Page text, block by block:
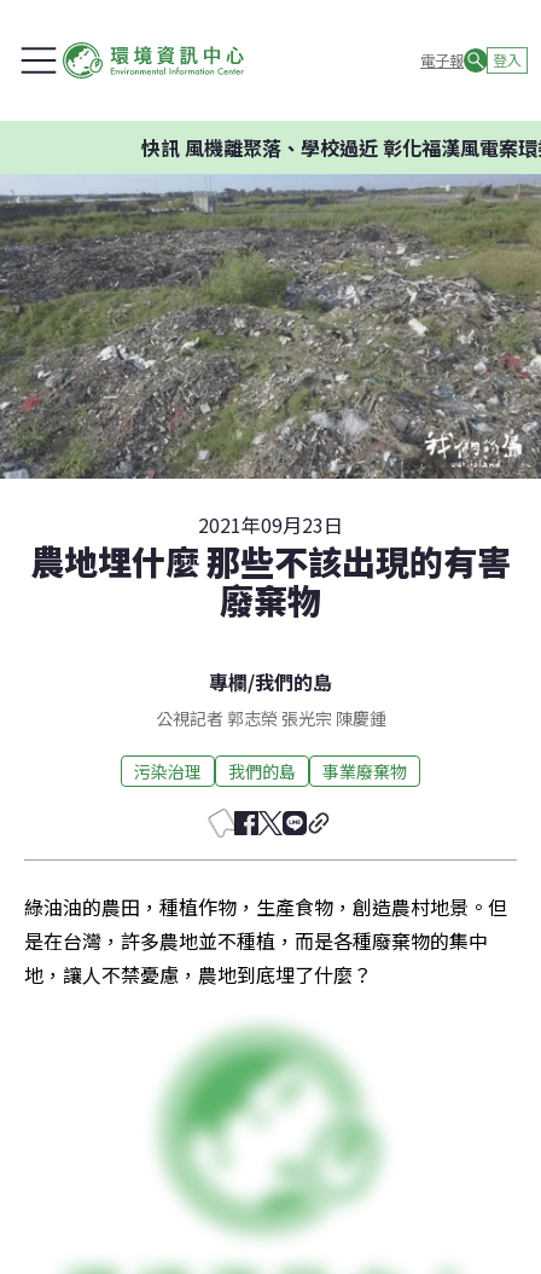
電子報 登入
風機離聚落、學校過近 彰化福漢風電案環委建議
2021年09月23日
農地埋什麼 那些不該出現的有害
廢棄物
專欄/我們的島
公視記者 郭志榮 張光宗 陳慶鍾
污染治理 我們的島 事業廢棄物
綠油油的農田，種植作物，生產食物，創造農村地景。但
是在台灣，許多農地並不種植，而是各種廢棄物的集中
地，讓人不禁憂慮，農地到底埋了什麼？